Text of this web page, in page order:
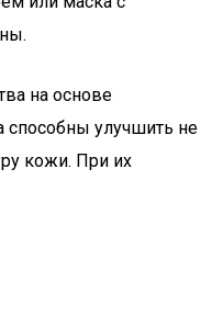
на основе
способны улучшить не
кожи. При их